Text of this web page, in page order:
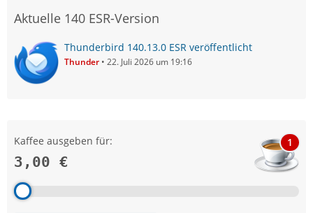
Aktuelle 140 ESR-Version
Thunderbird 140.13.0 ESR veröffentlicht
Thunder 22. Juli 2026 um 19:16
Kaffee ausgeben für:
3,00 €
1